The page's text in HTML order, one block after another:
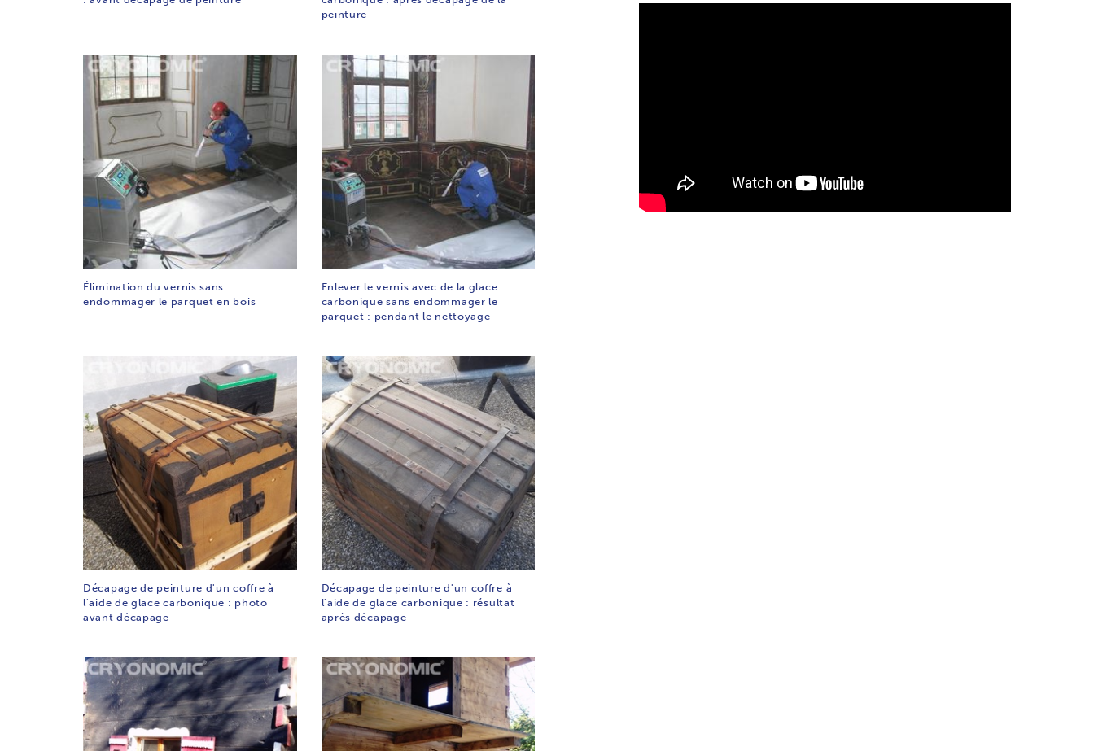
peinture
Élimination du vernis sans
endommager le parquet en bois
Enlever le vernis avec de la glace
carbonique sans endommager le
parquet : pendant le nettoyage
Décapage de peinture d'un coffre à
l'aide de glace carbonique : photo
avant décapage
Décapage de peinture d'un coffre à
l'aide de glace carbonique : résultat
après décapage